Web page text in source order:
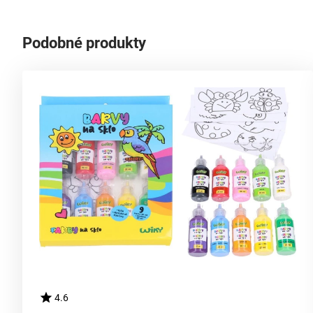
Podobné produkty
4.6